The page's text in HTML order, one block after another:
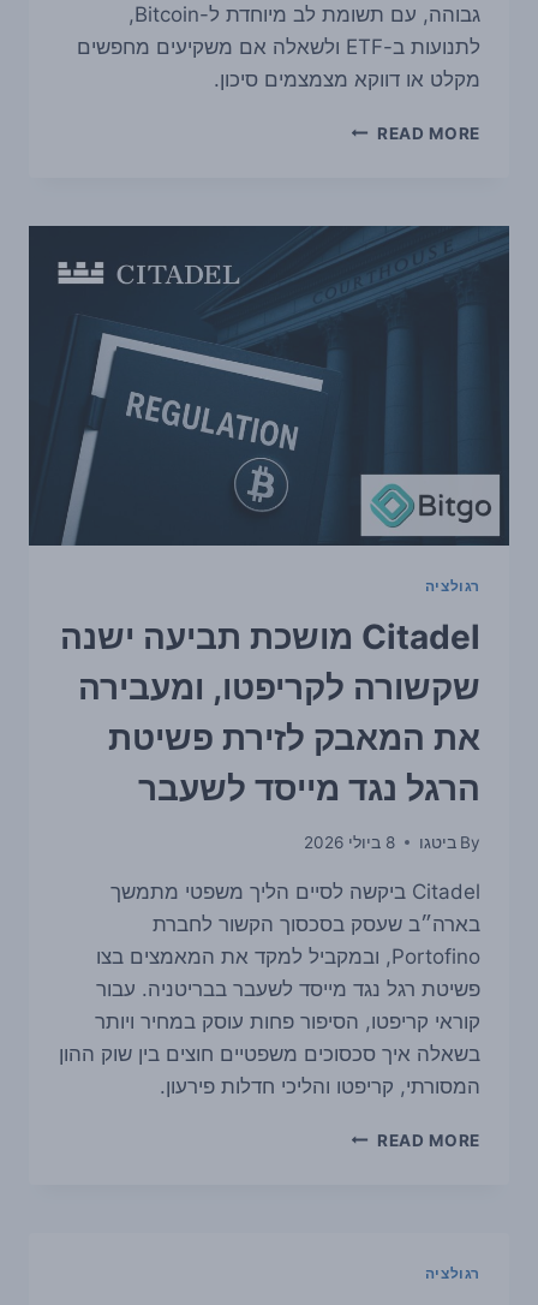
גבוהה, עם תשומת לב מיוחדת ל-Bitcoin,
לתנועות ב-ETF ולשאלה אם משקיעים מחפשים
מקלט או דווקא מצמצמים סיכון.
READ MORE המתיחות
ממשיכה
לטלטל
את
השווקים,
וביטקוין
נשאר
רגולציה
Citadel מושכת תביעה ישנה
שקשורה לקריפטו, ומעבירה
את המאבק לזירת פשיטת
הרגל נגד מייסד לשעבר
By ביטגו 8 ביולי 2026
Citadel ביקשה לסיים הליך משפטי מתמשך
בארה״ב שעסק בסכסוך הקשור לחברת
Portofino, ובמקביל למקד את המאמצים בצו
פשיטת רגל נגד מייסד לשעבר בבריטניה. עבור
קוראי קריפטו, הסיפור פחות עוסק במחיר ויותר
בשאלה איך סכסוכים משפטיים חוצים בין שוק ההון
המסורתי, קריפטו והליכי חדלות פירעון.
READ MORE
CITADEL
רגולציה